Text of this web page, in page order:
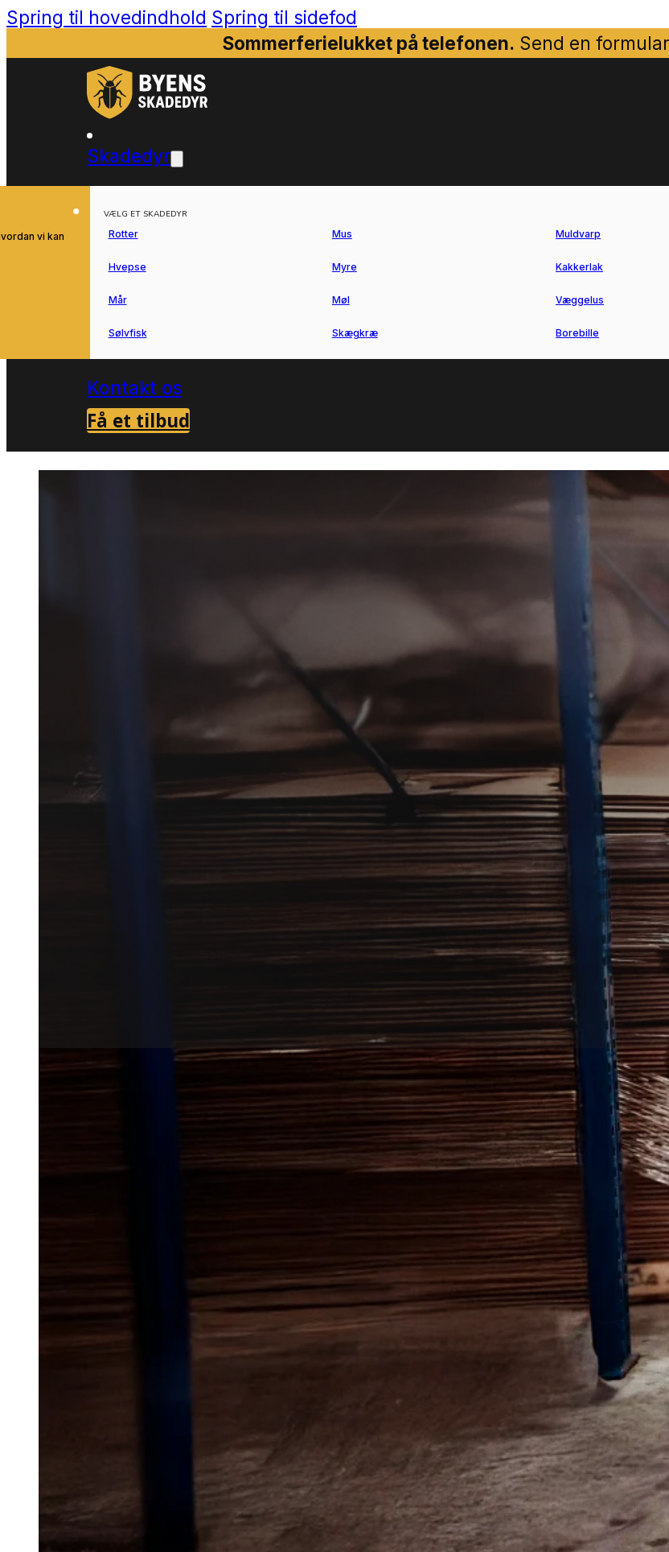
Spring til hovedindhold Spring til sidefod
Sommerferielukket på telefonen. Send en
Skadedyr
vi kan
VÆLG ET SKADEDYR
Rotter Mus Muldvarp
Hvepse Myre Kakkerlak
Mår Møl Væggelus
Sølvfisk Skægkræ Borebille
Kontakt os
Få et tilbud
Nørresundby
Myrebekæmpelse i Nørresundby udføres af lokale
med erfaring i området.
Vi hjælper dig hurtigt videre når myrerne begynder at fylde for
Lokal bekæmpelse af
i Nørresundby
Myre kan hurtigt blive en gene når de finder vej tæt på
huset. De søger efter mad og varme og kan danne lange
spor både ude og inde. Mange oplever at almindelige midler
kun virker kort tid og at myrerne kommer igen samme sted.
parcelhusområder og områder med rækkehuse kan
myrerne finde mange små sprækker og skjulesteder. De
dukker ofte op ved terrasser, langs stille villaveje, ved skure
og garager eller i haver med beplantning. Du kan få
myrehjælp i Nørresundby gennem vores lokale partnere.
Udfyld blot formularen så forbinder vi dig med en lokal
skadedyrsspecialist.